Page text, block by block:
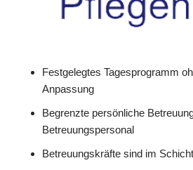
Festgelegtes Tagesprogramm
Anpassung
Begrenzte persönliche
Betreuungspersonal
Betreuungskräfte sind im